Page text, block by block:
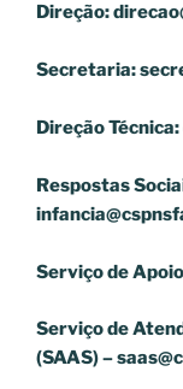
Direção:
Secretaria:
Direção Técnica:
Respostas
Serviço de
Serviço de
(SAAS) –